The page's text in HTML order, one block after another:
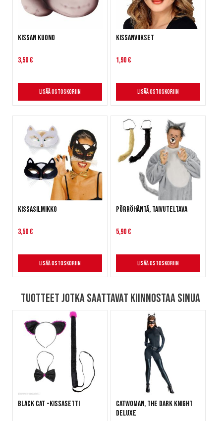
Kissan kuono
3,50 €
Lisää ostoskoriin
Kissanviikset
1,90 €
Lisää ostoskoriin
Kissasilmikko
3,50 €
Lisää ostoskoriin
Pörröhäntä, taivuteltava
5,90 €
Lisää ostoskoriin
Tuotteet jotka saattavat kiinnostaa sinua
Black Cat -kissasetti
Catwoman, The Dark Knight
Deluxe